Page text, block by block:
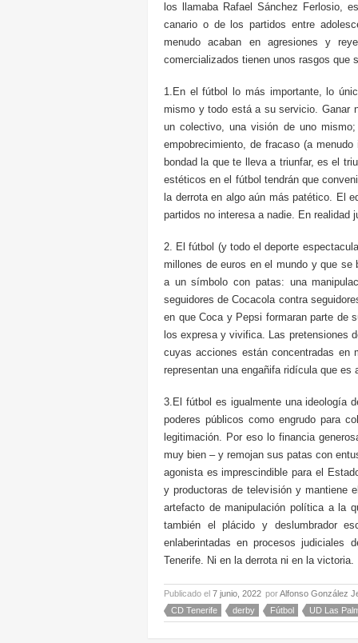
los llamaba Rafael Sánchez Ferlosio,
canario o de los partidos entre
menudo acaban en agresiones y
comercializados tienen unos rasgos que
1.En el fútbol lo más importante, lo
mismo y todo está a su servicio. Ganar
un colectivo, una visión de uno
empobrecimiento, de fracaso (a
bondad la que te lleva a triunfar, es el
estéticos en el fútbol tendrán que
la derrota en algo aún más patético. El
partidos no interesa a nadie. En realidad
2. El fútbol (y todo el deporte
millones de euros en el mundo y que se
a un símbolo con patas: una
seguidores de Cocacola contra
en que Coca y Pepsi formaran parte de
los expresa y vivifica. Las pretensiones
cuyas acciones están concentradas en
representan una engañifa ridícula que es
3.El fútbol es igualmente una ideología
poderes públicos como engrudo para
legitimación. Por eso lo financia
muy bien – y remojan sus patas con
agonista es imprescindible para el
y productoras de televisión y mantiene
artefacto de manipulación política a la
también el plácido y deslumbrador
enlaberintadas en procesos
Tenerife. Ni en la derrota ni en la
Publicado el 7 junio, 2022 porAlfonso González
CD Tenerife
derby Fútbol UD Las